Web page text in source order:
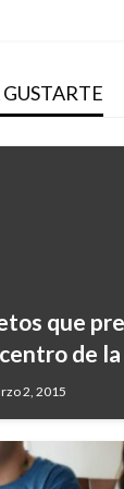
que
de
2, 2015